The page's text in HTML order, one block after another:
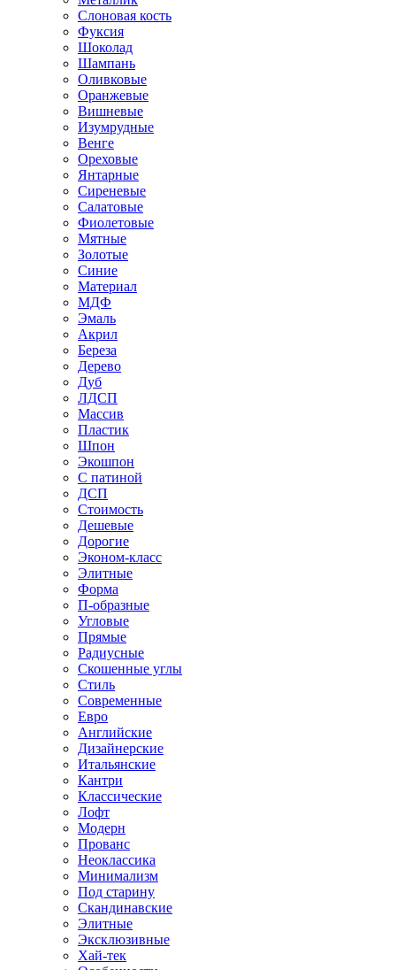
Слоновая кость
Фуксия
Шоколад
Шампань
Оливковые
Оранжевые
Вишневые
Изумрудные
Венге
Ореховые
Янтарные
Сиреневые
Салатовые
Фиолетовые
Мятные
Золотые
Синие
Материал
МДФ
Эмаль
Акрил
Береза
Дерево
Дуб
ЛДСП
Массив
Пластик
Шпон
Экошпон
С патиной
ДСП
Стоимость
Дешевые
Дорогие
Эконом-класс
Элитные
Форма
П-образные
Угловые
Прямые
Радиусные
Скошенные углы
Стиль
Современные
Евро
Английские
Дизайнерские
Итальянские
Кантри
Классические
Лофт
Модерн
Прованс
Неоклассика
Минимализм
Под старину
Скандинавские
Элитные
Эксклюзивные
Хай-тек